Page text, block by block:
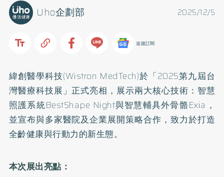
2025/12/5
Uho企劃部
追蹤訂閱
緯創醫學科技(Wistron MedTech)於「2025第九屆台
灣醫療科技展」正式亮相，展示兩大核心技術：智慧
照護系統BestShape Night與智慧輔具外骨骼Exia，
並宣布與多家醫院及企業展開策略合作，致力於打造
全齡健康與行動力的新生態。
本次展出亮點：